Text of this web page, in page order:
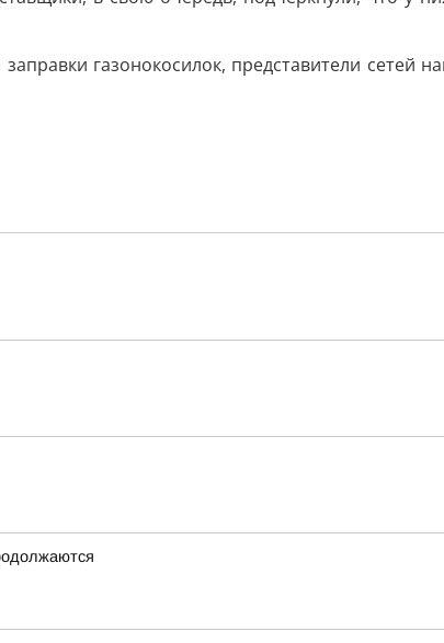
газонокосилок, представители сетей